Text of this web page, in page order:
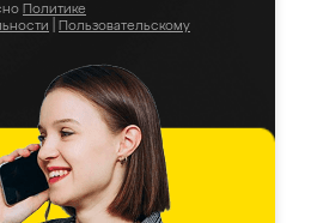
Политике
Пользовательскому